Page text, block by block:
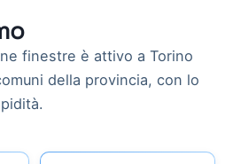
finestre è attivo a Torino
della provincia, con lo